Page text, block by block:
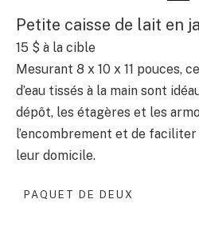
Petite caisse de lait en
15 $ à la cible
Mesurant 8 x 10 x 11 pouces,
d’eau tissés à la main sont
dépôt, les étagères et les
l’encombrement et de
leur domicile.
PAQUET DE DEUX